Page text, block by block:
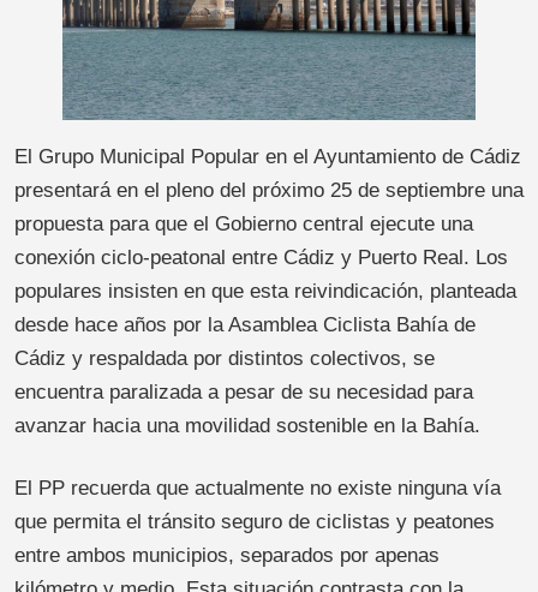
El Grupo Municipal Popular en el Ayuntamiento de Cádiz
presentará en el pleno del próximo 25 de septiembre una
propuesta para que el Gobierno central ejecute una
conexión ciclo-peatonal entre Cádiz y Puerto Real. Los
populares insisten en que esta reivindicación, planteada
desde hace años por la Asamblea Ciclista Bahía de
Cádiz y respaldada por distintos colectivos, se
encuentra paralizada a pesar de su necesidad para
avanzar hacia una movilidad sostenible en la Bahía.
El PP recuerda que actualmente no existe ninguna vía
que permita el tránsito seguro de ciclistas y peatones
entre ambos municipios, separados por apenas